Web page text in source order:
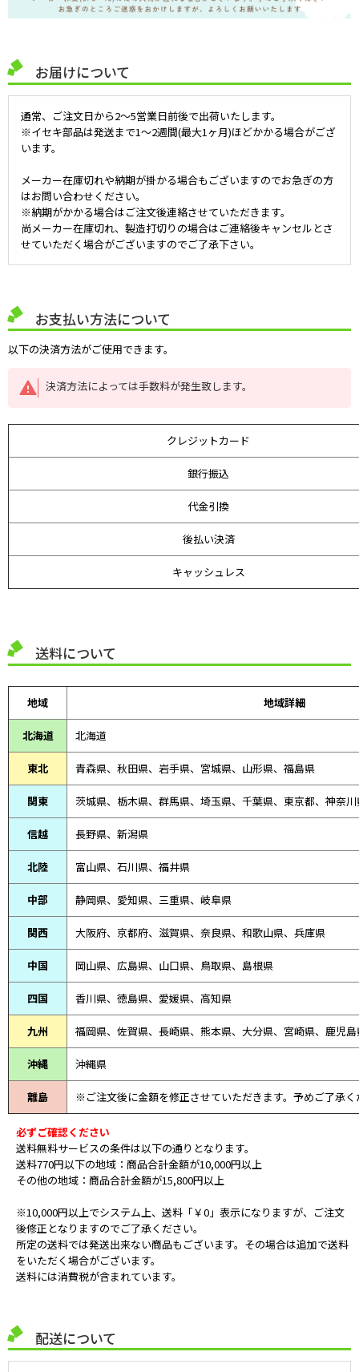
お届けについて
通常、ご注文日から2～5営業日前後で出荷いたします。
※イセキ部品は発送まで1～2週間(最大1ヶ月)ほどかかる場合がござ
います。
メーカー在庫切れや納期が掛かる場合もございますのでお急ぎの方
はお問い合わせください。
※納期がかかる場合はご注文後連絡させていただきます。
尚メーカー在庫切れ、製造打切りの場合はご連絡後キャンセルとさ
せていただく場合がございますのでご了承下さい。
お支払い方法について
以下の決済方法がご使用できます。
決済方法によっては手数料が発生致します。
クレジットカード
銀行振込
代金引換
後払い決済
キャッシュレス
送料について
地域 地域詳細
北海道 北海道
東北 青森県、 秋田県、 岩手県、宮城県、山形県、福島県
関東 茨城県、栃木県、群馬県、埼玉県、千葉県、東京都、神奈
信越 長野県、新潟県
北陸 富山県、 石川県、 福井県
中部 静岡県、 愛知県、 三重県、 岐阜県
関西 大阪府、京都府、滋賀県、奈良県、和歌山県、兵庫県
中国 岡山県、広島県、山口県、鳥取県、島根県
四国 香川県、徳島県、愛媛県、高知県
九州 福岡県、佐賀県、長崎県、熊本県、大分県、宮崎県、鹿児
沖縄 沖縄県
離島 ※ご注文後に金額を修正させていただきます。予めご了承く
必ずご確認ください
送料無料サービスの条件は以下の通りとなります。
送料770円以下の地域：商品合計金額が10,000円以上
その他の地域：商品合計金額が15,800円以上
※10,000円以上でシステム上、送料「￥0」表示になりますが、ご注文
後修正となりますのでご了承ください。
所定の送料では発送出来ない商品もございます。その場合は追加で送料
をいただく場合がございます。
送料には消費税が含まれています。
配送について